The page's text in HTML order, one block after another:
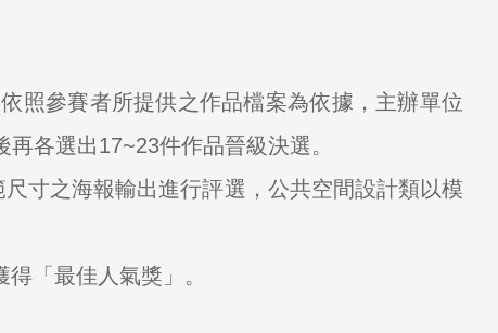
照參賽者所提供之作品檔案為依據，主辦單位
各選出17~23件作品晉級決選。
寸之海報輸出進行評選，公共空間設計類以模
「最佳人氣獎」。